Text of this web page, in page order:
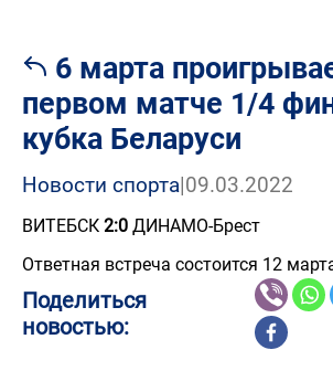
6 марта
первом матче 1/4
кубка Беларуси
Новости спорта|09.03.2022
ВИТЕБСК 2:0 ДИНАМО-Брест
Ответная встреча состоится 12
Поделиться
новостью: